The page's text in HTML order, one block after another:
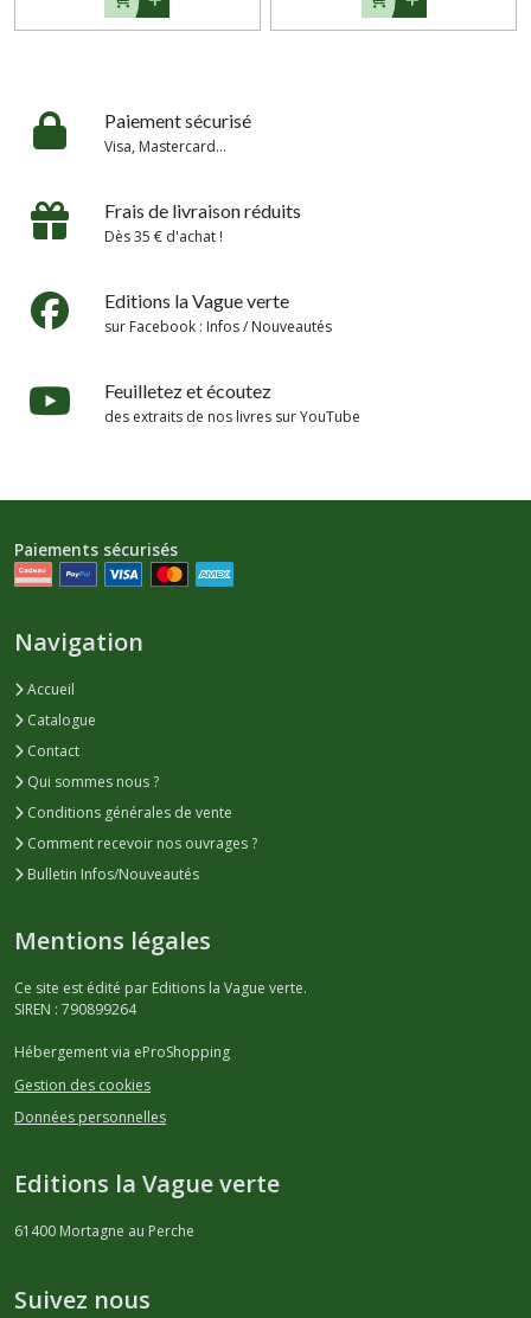
Paiement sécurisé
Visa, Mastercard...
Frais de livraison réduits
Dès 35 € d'achat !
Editions la Vague verte
sur Facebook : Infos / Nouveautés
Feuilletez et écoutez
des extraits de nos livres sur YouTube
Paiements sécurisés
Navigation
Accueil
Catalogue
Contact
Qui sommes nous ?
Conditions générales de vente
Comment recevoir nos ouvrages ?
Bulletin Infos/Nouveautés
Mentions légales
Ce site est édité par Editions la Vague verte.
SIREN : 790899264
Hébergement via eProShopping
Gestion des cookies
Données personnelles
Editions la Vague verte
61400 Mortagne au Perche
Suivez nous